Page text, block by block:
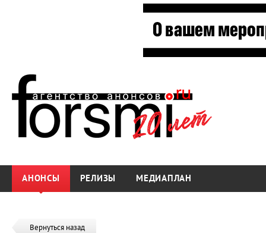
АНОНСЫ РЕЛИЗЫ МЕДИАПЛАН
Вернуться назад